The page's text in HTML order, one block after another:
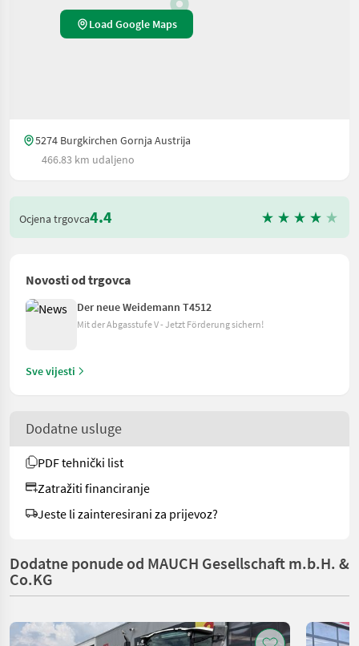
Load Google Maps
5274 Burgkirchen Gornja Austrija
466.83 km udaljeno
Ocjena trgovca4.4
Novosti od trgovca
Der neue Weidemann T4512
Mit der Abgasstufe V - Jetzt Förderung sichern!
Sve vijesti
Dodatne usluge
PDF tehnički list
Zatražiti financiranje
Jeste li zainteresirani za prijevoz?
Dodatne ponude od MAUCH Gesellschaft m.b.H. &
Co.KG